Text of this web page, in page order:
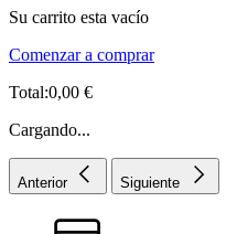
Su carrito esta vacío
Comenzar a comprar
Total:0,00 €
Cargando...
Anterior Siguiente